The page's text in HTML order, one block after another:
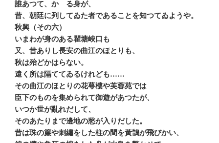
誰あつて、かゝる身が、
昔、朝廷に列してゐた者であることを知つてゐようや。
秋興（その六）
いまわが身のある瞿塘峽口も
又、昔ありし長安の曲江のほとりも、
秋は殆どかはらない。
遠く所は隔ててゐるけれども……
その曲江のほとりの花萼樓や芙蓉苑では
臣下のものを集められて御遊があつたが、
いつか世が亂れだして、
そのあたりまで邊地の愁が入りだした。
昔は珠の簾や刺繡をした柱の間を黃鵠が飛びかい、